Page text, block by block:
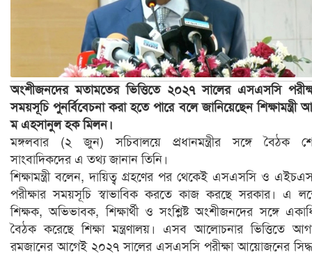
অংশীজনদের মতামতের ভিত্তিতে ২০২৭ সালের এসএসসি
সময়সূচি পুনর্বিবেচনা করা হতে পারে বলে জানিয়েছেন শিক্ষামন্ত্রী
ম এহসানুল হক মিলন।
মঙ্গলবার (২ জুন) সচিবালয়ে প্রধানমন্ত্রীর সঙ্গে বৈঠক
সাংবাদিকদের এ তথ্য জানান তিনি।
শিক্ষামন্ত্রী বলেন, দায়িত্ব গ্রহণের পর থেকেই এসএসসি ও
পরীক্ষার সময়সূচি স্বাভাবিক করতে কাজ করছে সরকার। এ
শিক্ষক, অভিভাবক, শিক্ষার্থী ও সংশ্লিষ্ট অংশীজনদের সঙ্গে
বৈঠক করেছে শিক্ষা মন্ত্রণালয়। এসব আলোচনার ভিত্তিতে
রমজানের আগেই ২০২৭ সালের এসএসসি পরীক্ষা আয়োজনের